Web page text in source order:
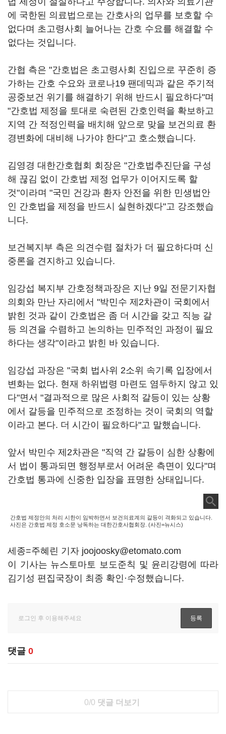
에 국한된 의료법으로는 간호사의 업무를 보호할 수
없다며 초고령사회 늘어나는 간호 수요를 해결할 수
없다는 것입니다.
간협 측은 "간호법은 초고령사회 진입으로 꾸준히 증
가하는 간호 수요와 코로나19 팬데믹과 같은 주기적
공중보건 위기를 해결하기 위해 반드시 필요하다"며
"간호법 제정을 토대로 숙련된 간호인력을 확보하고
지역 간 적정인력을 배치해 앞으로 맞을 보건의료 환
경변화에 대비해 나가야 한다"고 호소했습니다.
김영경 대한간호협회 회장은 "간호법추진단을 구성
해 끊김 없이 간호법 제정 업무가 이어지도록 할
것"이라며 "국민 건강과 환자 안전을 위한 민생법안
인 간호법을 제정을 반드시 실현하겠다"고 강조했습
니다.
보건복지부 측은 의견수렴 절차가 더 필요하다며 신
중론을 견지하고 있습니다.
임강섭 복지부 간호정책과장은 지난 9일 전문기자협
의회와 만난 자리에서 "박민수 제2차관이 국회에서
밝힌 것과 같이 간호법은 좀 더 시간을 갖고 직능 갈
등 의견을 수렴하고 논의하는 민주적인 과정이 필요
하다는 생각"이라고 밝힌 바 있습니다.
임강섭 과장은 "국회 법사위 2소위 속기록 입장에서
변화는 없다. 현재 하위법령 마련도 염두하지 않고 있
다"면서 "결과적으로 많은 사회적 갈등이 있는 상황
에서 갈등을 민주적으로 조정하는 것이 국회의 역할
이라고 본다. 더 시간이 필요하다"고 말했습니다.
앞서 박민수 제2차관은 "직역 간 갈등이 심한 상황에
서 법이 통과되면 행정부로서 어려운 측면이 있다"며
간호법 통과에 신중한 입장을 표명한 상태입니다.
간호법 제정안의 처리 시한이 임박하면서 보건의료계의 갈등이 격화되고 있습니다.
사진은 간호법 제정 호소문 낭독하는 대한간호사협회장. (사진=뉴시스)
세종=주혜린 기자 joojoosky@etomato.com
이 기사는 뉴스토마토 보도준칙 및 윤리강령에 따라
김기성 편집국장이 최종 확인·수정했습니다.
댓글 0
0/0 댓글 더보기